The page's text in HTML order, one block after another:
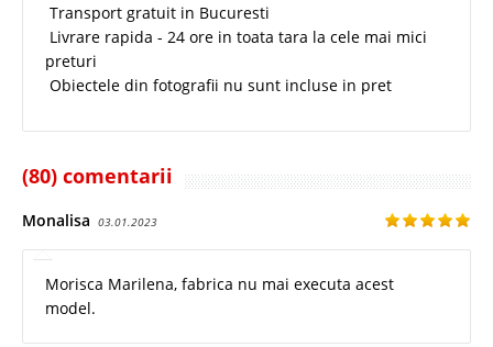
Transport gratuit in Bucuresti
Livrare rapida - 24 ore in toata tara la cele mai mici
preturi
Obiectele din fotografii nu sunt incluse in pret
(80) comentarii
Monalisa 03.01.2023
Morisca Marilena, fabrica nu mai executa acest
model.